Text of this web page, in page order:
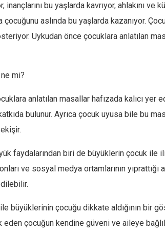
inançlarını bu yaşlarda kavrıyor, ahlakını ve
çocuğunu aslında bu yaşlarda kazanıyor.
Uykudan önce çocuklara anlatılan
mi?
anlatılan masallar hafızada kalıcı yer
bulunur. Ayrıca çocuk uyusa bile bu
faydalarından biri de büyüklerin çocuk ile
ve sosyal medya ortamlarının
büyüklerinin çocuğu dikkate aldığının bir
çocuğun kendine güveni ve aileye